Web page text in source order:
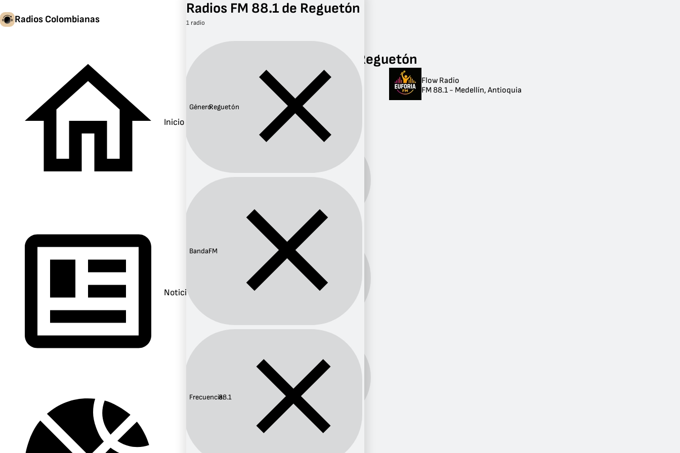
Radios Colombianas
Inicio
Noticias
FM 88.1
Radios FM 88.1 de Reguetón
Radios FM 88.1 de
Reguetón
Género:Reguetón
Banda:
FM
Frecuencia:
88.1
Flow Radio
FM 88.1 - Medellín, Antioquia
Radios FM 88.1 de Reguetón
1 radio
Género:Reguetón
Banda:FM
Frecuencia:88.1